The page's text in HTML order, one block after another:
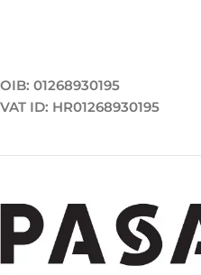
OIB: 01268930195
VAT ID: HR01268930195